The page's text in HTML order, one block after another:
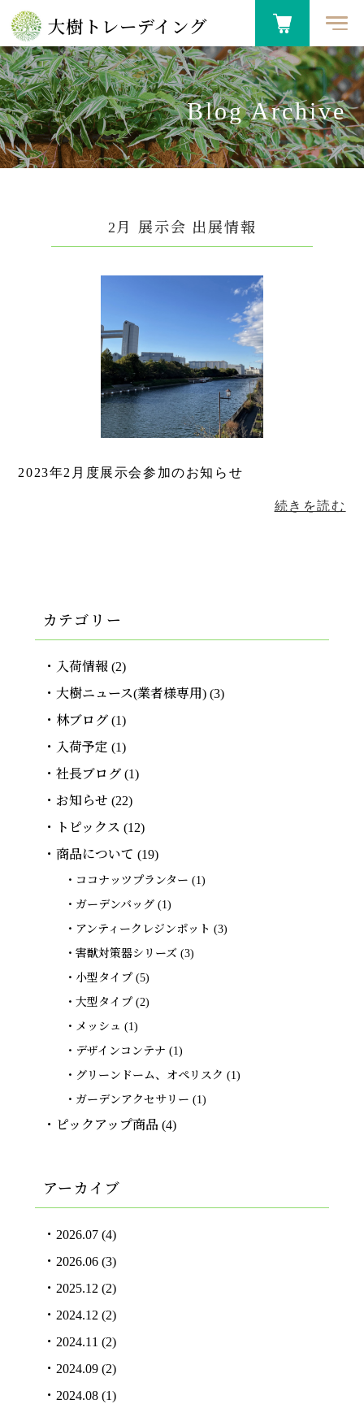
大樹トレーデイング
Blog Archive
2月 展示会 出展情報
2023年2月度展示会参加のお知らせ
続きを読む
カテゴリー
入荷情報 (2)
大樹ニュース(業者様専用)(3)
林ブログ(1)
入荷予定 (1)
社長ブログ(1)
お知らせ (22)
トピックス (12)
商品について (19)
ココナッツプランター (1)
ガーデンバッグ(1)
アンティークレジンポット (3)
害獣対策器シリーズ(3)
小型タイプ(5)
大型タイプ(2)
メッシュ (1)
デザインコンテナ (1)
グリーンドーム、オペリスク (1)
ガーデンアクセサリー (1)
ピックアップ商品 (4)
アーカイブ
2026.07(4)
2026.06(3)
2025.12 (2)
2024.12 (2)
2024.11 (2)
2024.09(2)
2024.08(1)